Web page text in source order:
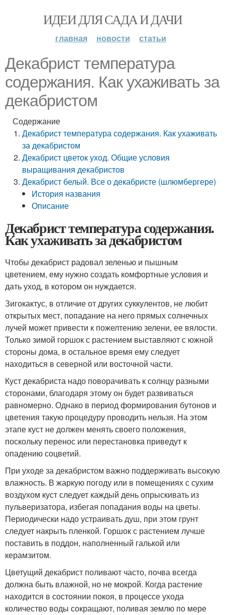
ИДЕИ ДЛЯ САДА И ДАЧИ
главная новости статьи
Декабрист температура
содержания. Как ухаживать за
декабристом
Содержание
Декабрист температура содержания. Как ухаживать
за декабристом
Декабрист цветок уход. Общие условия
выращивания декабристов
Декабрист белый. Все о декабристе (шлюмбергере)
История названия
Описание
Декабрист температура содержания.
Как ухаживать за декабристом
Чтобы декабрист радовал зеленью и пышным
цветением, ему нужно создать комфортные условия и
дать уход, в котором он нуждается.
Зигокактус, в отличие от других суккулентов, не любит
открытых мест, попадание на него прямых солнечных
лучей может привести к пожелтению зелени, ее вялости.
Только зимой горшок с растением выставляют с южной
стороны дома, в остальное время ему следует
находиться в северной или восточной части.
Куст декабриста надо поворачивать к солнцу разными
сторонами, благодаря этому он будет развиваться
равномерно. Однако в период формирования бутонов и
цветения такую процедуру проводить нельзя. На этом
этапе куст не должен менять своего положения,
поскольку перенос или перестановка приведут к
опадению соцветий.
При уходе за декабристом важно поддерживать высокую
влажность. В жаркую погоду или в помещениях с сухим
воздухом куст следует каждый день опрыскивать из
пульверизатора, избегая попадания воды на цветы.
Периодически надо устраивать душ, при этом грунт
следует накрыть пленкой. Горшок с растением лучше
поставить в поддон, наполненный галькой или
керамзитом.
Цветущий декабрист поливают часто, почва всегда
должна быть влажной, но не мокрой. Когда растение
находится в состоянии покоя, в процессе ухода
количество воды сокращают, поливая землю по мере